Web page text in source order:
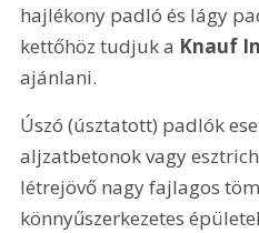
hajlékony padló és lágy
kettőhöz tudjuk a Knauf
ajánlani.
Úszó (úsztatott) padlók
aljzatbetonok vagy
létrejövő nagy fajlagos
könnyűszerkezetes